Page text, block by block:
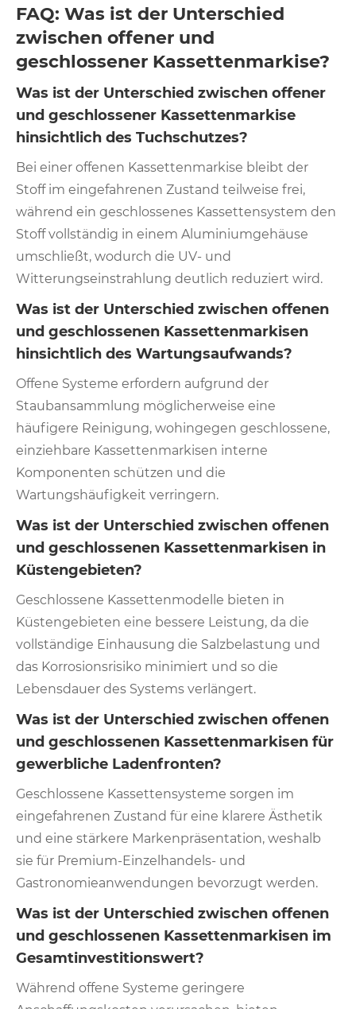
FAQ: Was ist der Unterschied
zwischen offener und
geschlossener Kassettenmarkise?
Was ist der Unterschied zwischen offener
und geschlossener Kassettenmarkise
hinsichtlich des Tuchschutzes?
Bei einer offenen Kassettenmarkise bleibt der
Stoff im eingefahrenen Zustand teilweise frei,
während ein geschlossenes Kassettensystem den
Stoff vollständig in einem Aluminiumgehäuse
umschließt, wodurch die UV- und
Witterungseinstrahlung deutlich reduziert wird.
Was ist der Unterschied zwischen offenen
und geschlossenen Kassettenmarkisen
hinsichtlich des Wartungsaufwands?
Offene Systeme erfordern aufgrund der
Staubansammlung möglicherweise eine
häufigere Reinigung, wohingegen geschlossene,
einziehbare Kassettenmarkisen interne
Komponenten schützen und die
Wartungshäufigkeit verringern.
Was ist der Unterschied zwischen offenen
und geschlossenen Kassettenmarkisen in
Küstengebieten?
Geschlossene Kassettenmodelle bieten in
Küstengebieten eine bessere Leistung, da die
vollständige Einhausung die Salzbelastung und
das Korrosionsrisiko minimiert und so die
Lebensdauer des Systems verlängert.
Was ist der Unterschied zwischen offenen
und geschlossenen Kassettenmarkisen für
gewerbliche Ladenfronten?
Geschlossene Kassettensysteme sorgen im
eingefahrenen Zustand für eine klarere Ästhetik
und eine stärkere Markenpräsentation, weshalb
sie für Premium-Einzelhandels- und
Gastronomieanwendungen bevorzugt werden.
Was ist der Unterschied zwischen offenen
und geschlossenen Kassettenmarkisen im
Gesamtinvestitionswert?
Während offene Systeme geringere